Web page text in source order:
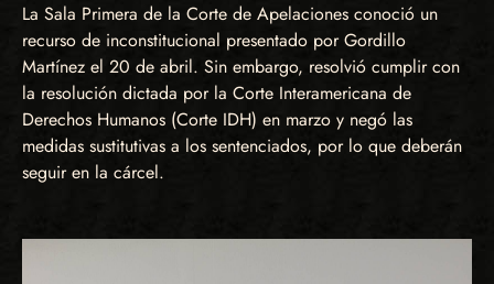
La Sala Primera de la Corte de Apelaciones conoció un
recurso de inconstitucional presentado por Gordillo
Martínez el 20 de abril. Sin embargo, resolvió cumplir con
la resolución dictada por la Corte Interamericana de
Derechos Humanos (Corte IDH) en marzo y negó las
medidas sustitutivas a los sentenciados, por lo que deberán
seguir en la cárcel.